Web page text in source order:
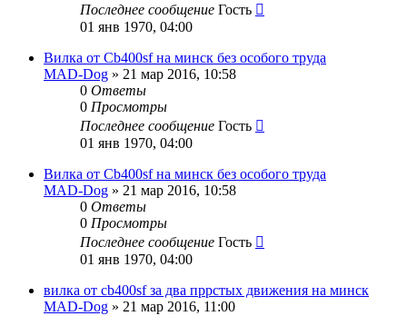
Последнее сообщение Гость
01 янв 1970, 04:00
Вилка от Cb400sf на минск без особого труда
MAD-Dog » 21 мар 2016, 10:58
0 Ответы
0 Просмотры
Последнее сообщение Гость
01 янв 1970, 04:00
Вилка от Cb400sf на минск без особого труда
MAD-Dog » 21 мар 2016, 10:58
0 Ответы
0 Просмотры
Последнее сообщение Гость
01 янв 1970, 04:00
вилка от cb400sf за два пррстых движения на минск
MAD-Dog » 21 мар 2016, 11:00